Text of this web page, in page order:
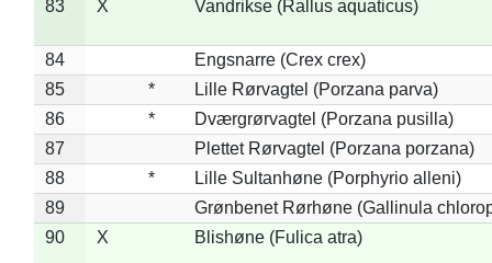
83
X Vandrikse (Rallus aquaticus)
84
Engsnarre (Crex crex)
85
*
Lille Rørvagtel (Porzana parva)
86
*
Dværgrørvagtel (Porzana pusilla)
87
Plettet Rørvagtel (Porzana porzana)
88
*
Lille Sultanhøne (Porphyrio alleni)
89
Grønbenet Rørhøne (Gallinula
90
X Blishøne (Fulica atra)